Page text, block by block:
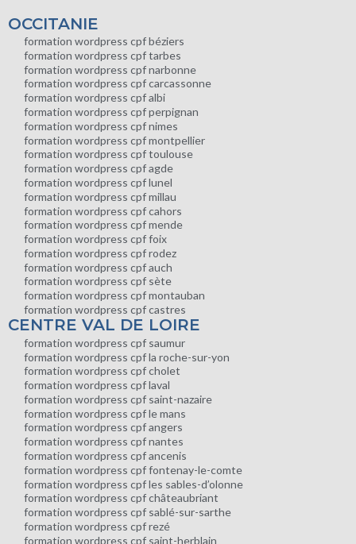
OCCITANIE
formation wordpress cpf béziers
formation wordpress cpf tarbes
formation wordpress cpf narbonne
formation wordpress cpf carcassonne
formation wordpress cpf albi
formation wordpress cpf perpignan
formation wordpress cpf nimes
formation wordpress cpf montpellier
formation wordpress cpf toulouse
formation wordpress cpf agde
formation wordpress cpf lunel
formation wordpress cpf millau
formation wordpress cpf cahors
formation wordpress cpf mende
formation wordpress cpf foix
formation wordpress cpf rodez
formation wordpress cpf auch
formation wordpress cpf sète
formation wordpress cpf montauban
formation wordpress cpf castres
CENTRE VAL DE LOIRE
formation wordpress cpf saumur
formation wordpress cpf la roche-sur-yon
formation wordpress cpf cholet
formation wordpress cpf laval
formation wordpress cpf saint-nazaire
formation wordpress cpf le mans
formation wordpress cpf angers
formation wordpress cpf nantes
formation wordpress cpf ancenis
formation wordpress cpf fontenay-le-comte
formation wordpress cpf les sables-d’olonne
formation wordpress cpf châteaubriant
formation wordpress cpf sablé-sur-sarthe
formation wordpress cpf rezé
formation wordpress cpf saint-herblain